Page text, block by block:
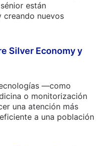
están
creando nuevos
Silver Economy y
—como
o monitorización
una atención más
a una población